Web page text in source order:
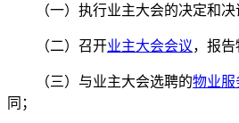
（一）执行业主大会的决定和决
（二）召开业主大会会议，报告
（三）与业主大会选聘的物业服
同；